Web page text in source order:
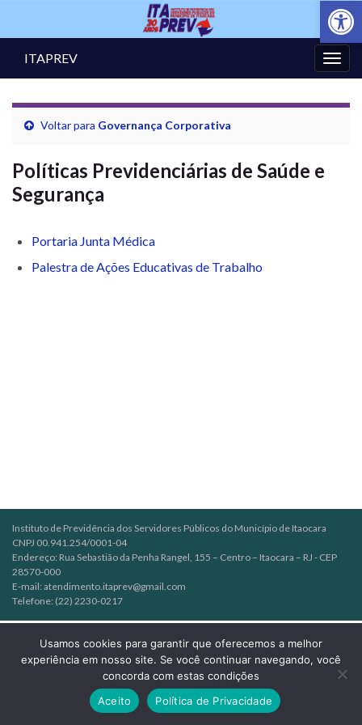
Abrir
ITAPREV
Voltar para Governança Corporativa
Políticas Previdenciárias de Saúde e
Segurança
Portaria Junta Médica
Palestra de Ações Educativas de Trabalho
Instituto de Previdência dos Servidores Públicos do Município de Itaocara
CNPJ 00.941.254/0001-04
Endereço: Rua Sebastião da Penha Rangel, 155 – Centro – Itaocara – RJ - CEP
28570-000
E-mail: atendimento.itaprev@gmail.com
Telefone: (22) 2230-0217
Usamos cookies para garantir que oferecemos a melhor
experiência em nosso site. Se você continuar navegando, você
concorda com estas condições
Aceito
Política de Privacidade